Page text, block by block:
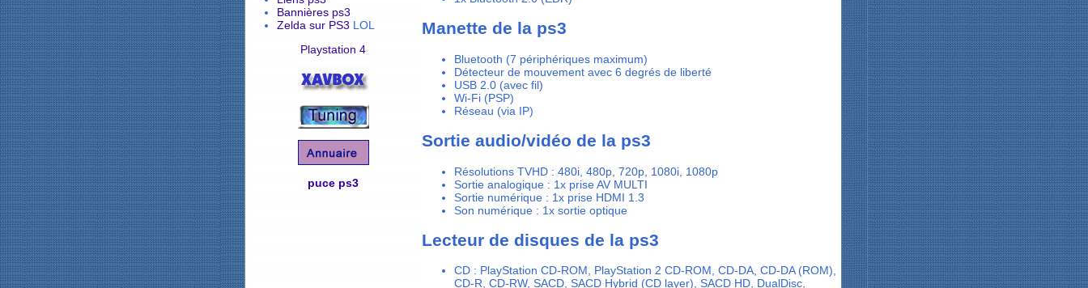
Bannières ps3
Zelda sur PS3 LOL
Playstation 4
puce ps3
Manette de la ps3
Bluetooth (7 périphériques maximum)
Détecteur de mouvement avec 6 degrés de liberté
USB 2.0 (avec fil)
Wi-Fi (PSP)
Réseau (via IP)
Sortie audio/vidéo de la ps3
Résolutions TVHD : 480i, 480p, 720p, 1080i, 1080p
Sortie analogique : 1x prise AV MULTI
Sortie numérique : 1x prise HDMI 1.3
Son numérique : 1x sortie optique
Lecteur de disques de la ps3
CD : PlayStation CD-ROM, PlayStation 2 CD-ROM, CD-DA, CD-DA (ROM),
CD-R, CD-RW, SACD, SACD Hybrid (CD layer), SACD HD, DualDisc,